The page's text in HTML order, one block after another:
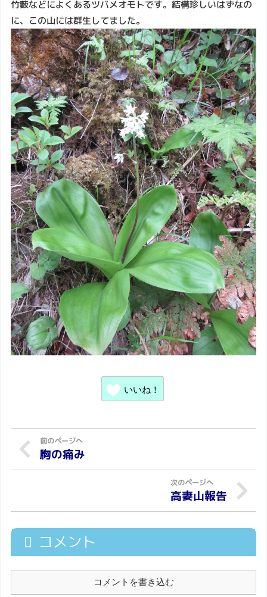
竹藪などによくあるツバメオモトです。結構珍しいはずなの
に、この山には群生してました。
いいね！
胸の痛み
高妻山報告
コメント
コメントを書き込む